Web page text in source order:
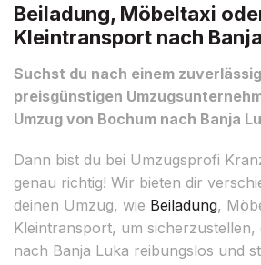
Beiladung, Möbeltaxi
Kleintransport nach
Suchst du nach einem
preisgünstigen
Umzug von Bochum nach Banja
Dann bist du bei Umzugsprofi
genau richtig! Wir bieten dir
deinen Umzug, wie Beiladung,
Kleintransport, um sicherzustellen,
nach Banja Luka reibungslos und